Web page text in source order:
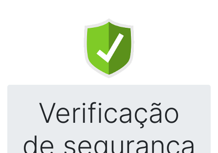
Verificação
de segurança